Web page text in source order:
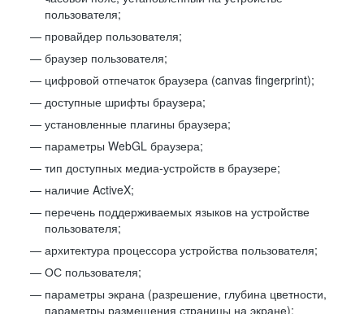
пользователя;
провайдер пользователя;
браузер пользователя;
цифровой отпечаток браузера (canvas fingerprint);
доступные шрифты браузера;
установленные плагины браузера;
параметры WebGL браузера;
тип доступных медиа-устройств в браузере;
наличие ActiveX;
перечень поддерживаемых языков на устройстве
пользователя;
архитектура процессора устройства пользователя;
ОС пользователя;
параметры экрана (разрешение, глубина цветности,
параметры размещения страницы на экране);